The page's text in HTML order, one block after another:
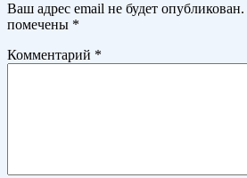
Ваш адрес email не будет опубликован.
помечены *
Комментарий *